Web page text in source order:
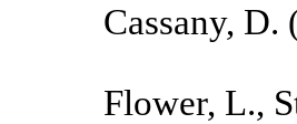
Cassany, D.
Flower, L.,